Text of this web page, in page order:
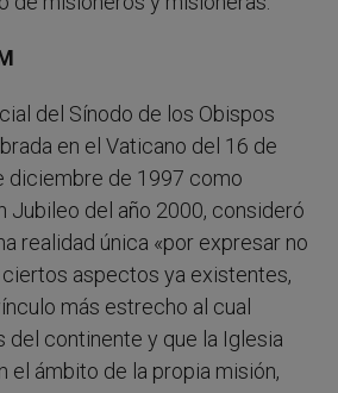
del Sínodo de los Obispos
en el Vaticano del 16 de
diciembre de 1997 como
Jubileo del año 2000, consideró
realidad única «por expresar no
aspectos ya existentes,
más estrecho al cual
del continente y que la Iglesia
el ámbito de la propia misión,